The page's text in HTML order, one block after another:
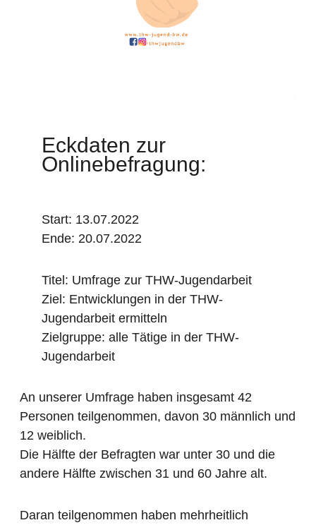
Eckdaten zur
Onlinebefragung:
Start: 13.07.2022
Ende: 20.07.2022
Titel: Umfrage zur THW-Jugendarbeit
Ziel: Entwicklungen in der THW-
Jugendarbeit ermitteln
Zielgruppe: alle Tätige in der THW-
Jugendarbeit
An unserer Umfrage haben insgesamt 42
Personen teilgenommen, davon 30 männlich und
12 weiblich.
Die Hälfte der Befragten war unter 30 und die
andere Hälfte zwischen 31 und 60 Jahre alt.
Daran teilgenommen haben mehrheitlich